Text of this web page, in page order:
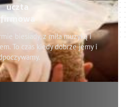
uczta
firmowa
biesiady, z miła muzyką i
To czas kiedy dobrze jemy i